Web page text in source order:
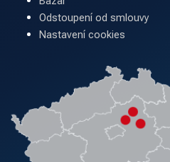
Odstoupení od smlouvy
Nastavení cookies